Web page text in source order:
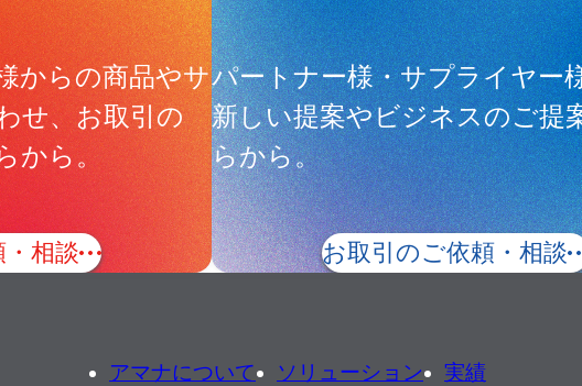
からの商品やサ
せ、お取引の
から。
相談
パートナー様・サプライヤー
新しい提案やビジネスのご提
らから。
お取引のご依頼・相談
アマナについて ソリューション 実績